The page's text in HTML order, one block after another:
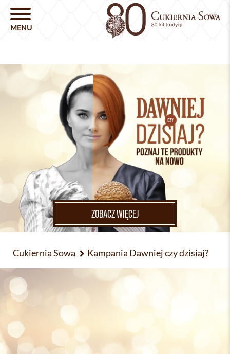
ZOBACZ WIĘCEJ
Cukiernia Sowa Kampania Dawniej czy dzisiaj?